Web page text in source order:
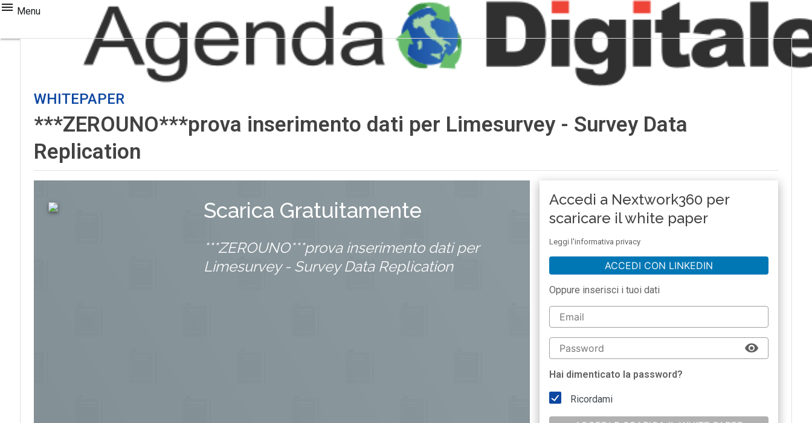
Menu
WHITEPAPER
***ZEROUNO***prova inserimento dati per Limesurvey - Survey Data
Replication
Scarica Gratuitamente
***ZEROUNO***prova inserimento dati per
Limesurvey - Survey Data Replication
Accedi a Nextwork360 per
scaricare il white paper
Leggi l'informativa privacy
ACCEDI CON LINKEDIN
Oppure inserisci i tuoi dati
Hai dimenticato la password?
Ricordami